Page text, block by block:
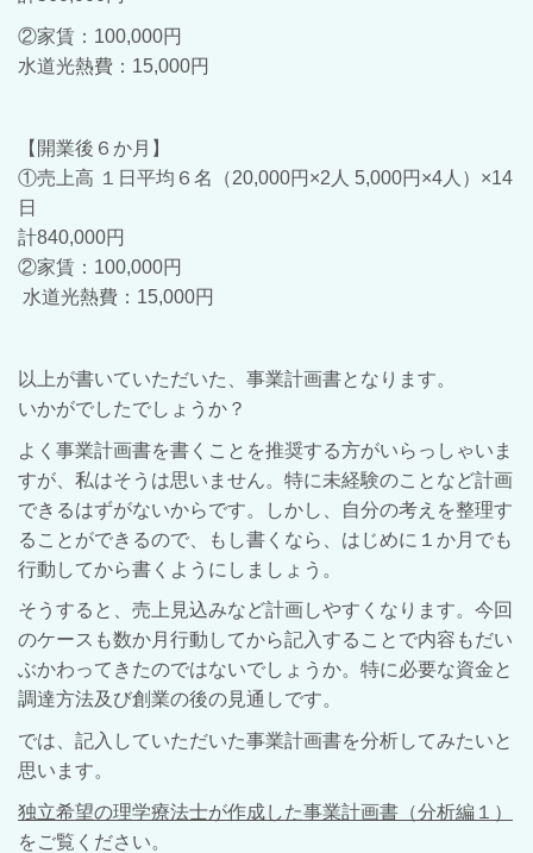
②家賃：100,000円
水道光熱費：15,000円
【開業後６か月】
①売上高 １日平均６名（20,000円×2人 5,000円×4人）×14
日
計840,000円
②家賃：100,000円
水道光熱費：15,000円
以上が書いていただいた、事業計画書となります。
いかがでしたでしょうか？
よく事業計画書を書くことを推奨する方がいらっしゃいま
すが、私はそうは思いません。特に未経験のことなど計画
できるはずがないからです。しかし、自分の考えを整理す
ることができるので、もし書くなら、はじめに１か月でも
行動してから書くようにしましょう。
そうすると、売上見込みなど計画しやすくなります。今回
のケースも数か月行動してから記入することで内容もだい
ぶかわってきたのではないでしょうか。特に必要な資金と
調達方法及び創業の後の見通しです。
では、記入していただいた事業計画書を分析してみたいと
思います。
独立希望の理学療法士が作成した事業計画書（分析編１）
をご覧ください。